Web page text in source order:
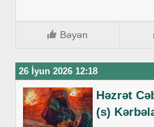
Bəyən
26 İyun 2026 12:18
Həzrət
(s)